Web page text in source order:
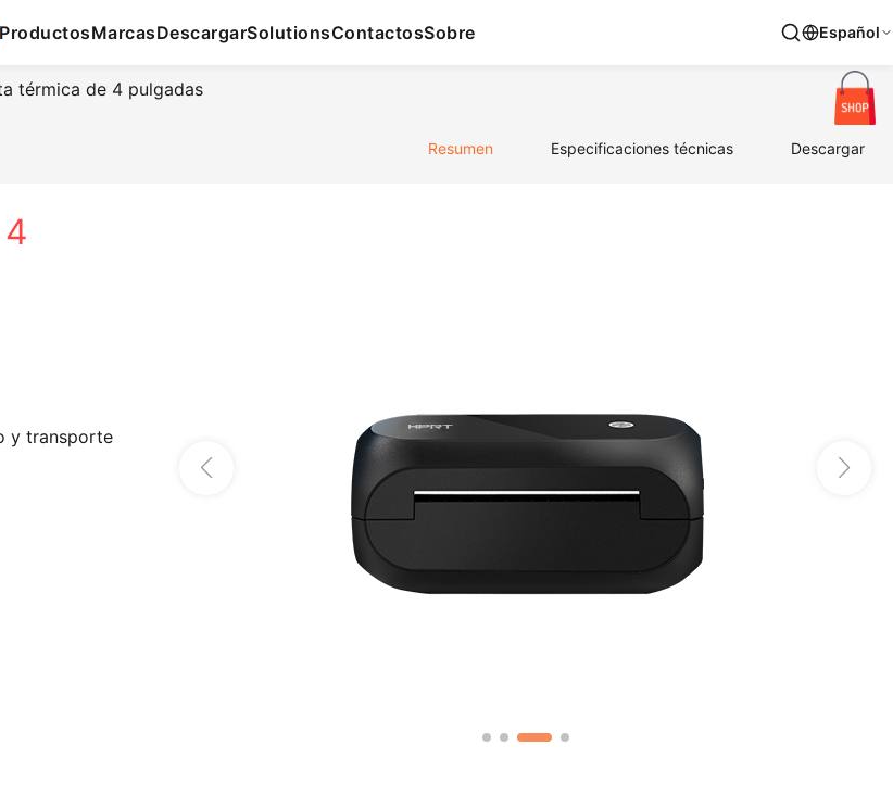
ProductosMarcasDescargarSolutionsContactosSobre Español
térmica de 4 pulgadas
Resumen Especificaciones técnicas Descargar
y transporte